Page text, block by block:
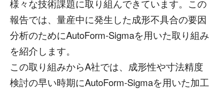
様々な技術課題に取り組んできています。この
報告では、量産中に発生した成形不具合の要因
分析のためにAutoForm-Sigmaを用いた取り組み
を紹介します。
この取り組みからA社では、成形性や寸法精度
検討の早い時期にAutoForm-Sigmaを用いた加工